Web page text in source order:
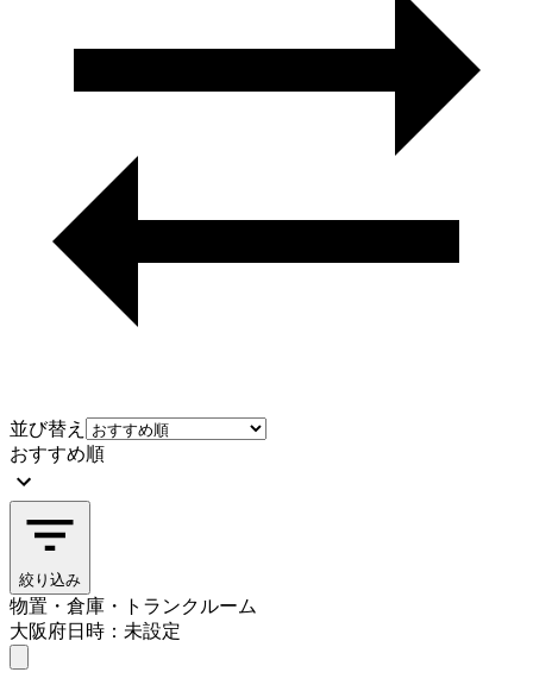
並び替え
おすすめ順
絞り込み
物置・倉庫・トランクルーム
大阪府日時：未設定